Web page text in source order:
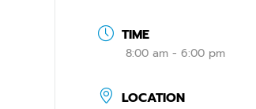
TIME
8:00 am - 6:00 pm
LOCATION